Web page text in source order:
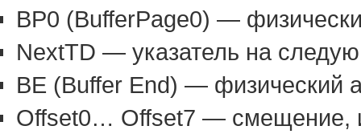
BP0 (BufferPage0) —
NextTD — указатель на
BE (Buffer End) — физический
Offset0… Offset7 — смещение,